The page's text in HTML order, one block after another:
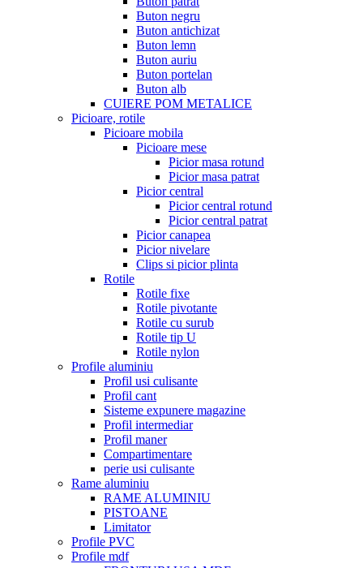
Buton negru
Buton antichizat
Buton lemn
Buton auriu
Buton portelan
Buton alb
CUIERE POM METALICE
Picioare, rotile
Picioare mobila
Picioare mese
Picior masa rotund
Picior masa patrat
Picior central
Picior central rotund
Picior central patrat
Picior canapea
Picior nivelare
Clips si picior plinta
Rotile
Rotile fixe
Rotile pivotante
Rotile cu surub
Rotile tip U
Rotile nylon
Profile aluminiu
Profil usi culisante
Profil cant
Sisteme expunere magazine
Profil intermediar
Profil maner
Compartimentare
perie usi culisante
Rame aluminiu
RAME ALUMINIU
PISTOANE
Limitator
Profile PVC
Profile mdf